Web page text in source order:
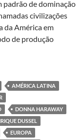
padrão de dominação
civilizações
da América em
de produção
decoloniais
AMÉRICA LATINA
DONNA HARAWAY
DUSSEL
EUROPA